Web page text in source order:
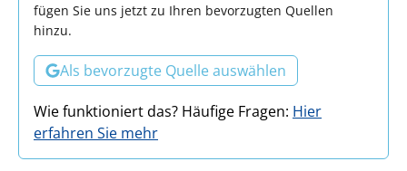
fügen Sie uns jetzt zu Ihren bevorzugten Quellen
hinzu.
Als bevorzugte Quelle auswählen
Wie funktioniert das? Häufige Fragen: Hier
erfahren Sie mehr